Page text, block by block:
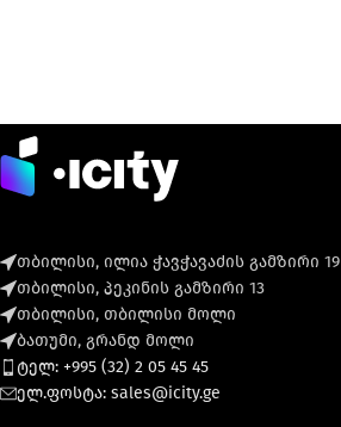
თბილისი, ილია ჭავჭავაძის გამზირი 19
თბილისი, პეკინის გამზირი 13
თბილისი, თბილისი მოლი
ბათუმი, გრანდ მოლი
ტელ: +995 (32) 2 05 45 45
ელ.ფოსტა: sales@icity.ge